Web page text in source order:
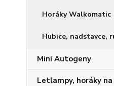
Horáky Walkomatic
Hubice, nadstavce,
Mini Autogeny
Letlampy, horáky